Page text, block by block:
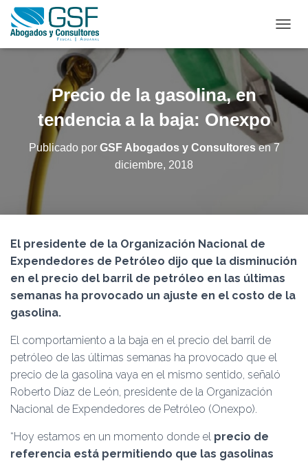
A
A
O
A
G
C
Precio de la gasolina, en
tendencia a la baja: Onexpo
Publicado por GSF Abogados y Consultoresen 7
diciembre, 2018
El presidente de la Organización Nacional de
Expendedores de Petróleo dijo que la disminución
en el precio del barril de petróleo en las últimas
semanas ha provocado un ajuste en el costo de la
gasolina.
El comportamiento a la baja en el precio del barril de
petróleo de las últimas semanas ha provocado que el
precio de la gasolina vaya en el mismo sentido, señaló
Roberto Díaz de León, presidente de la Organización
Nacional de Expendedores de Petróleo (Onexpo).
“Hoy estamos en un momento donde el precio de
referencia está permitiendo que las gasolinas